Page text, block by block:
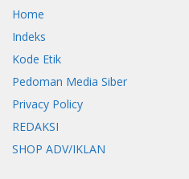
Home
Indeks
Kode Etik
Pedoman Media Siber
Privacy Policy
REDAKSI
SHOP ADV/IKLAN